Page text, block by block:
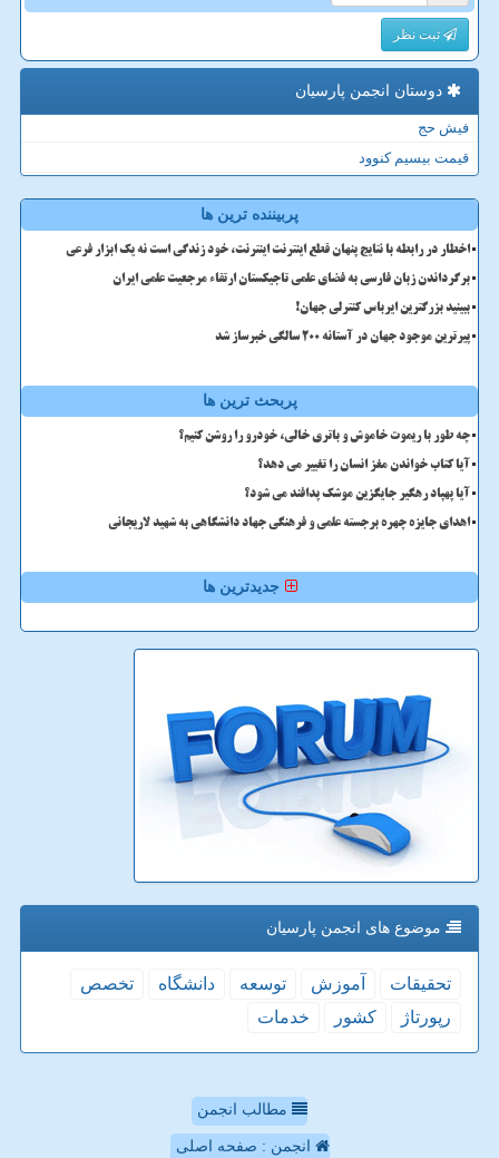
ثبت نظر
دوستان انجمن پارسیان
فیش حج
قیمت بیسیم کنوود
پربیننده ترین ها
اخطار در رابطه با نتایج پنهان قطع اینترنت اینترنت، خود زندگی است نه یک ابزار فرعی
برگرداندن زبان فارسی به فضای علمی تاجیکستان ارتقاء مرجعیت علمی ایران
ببینید بزرگترین ایرباس کنترلی جهان!
پیرترین موجود جهان در آستانه ۲۰۰ سالگی خبرساز شد
پربحث ترین ها
چه طور با ریموت خاموش و باتری خالی، خودرو را روشن کنیم؟
آیا کتاب خواندن مغز انسان را تغییر می دهد؟
آیا پهپاد رهگیر جایگزین موشک پدافند می شود؟
اهدای جایزه چهره برجسته علمی و فرهنگی جهاد دانشگاهی به شهید لاریجانی
جدیدترین ها
موضوع های انجمن پارسیان
تحقیقات آموزش توسعه دانشگاه
تخصص
رپورتاژ
كشور خدمات
مطالب انجمن
انجمن : صفحه اصلی